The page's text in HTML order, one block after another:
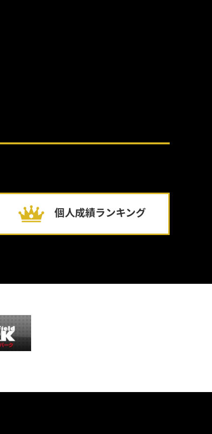
個人成績ランキング